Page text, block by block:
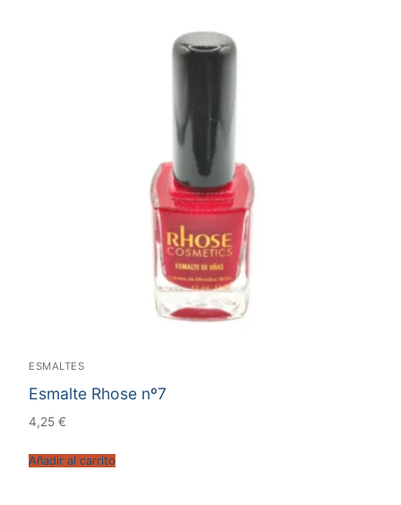
ESMALTES
Esmalte Rhose nº7
4,25 €
Añadir al carrito